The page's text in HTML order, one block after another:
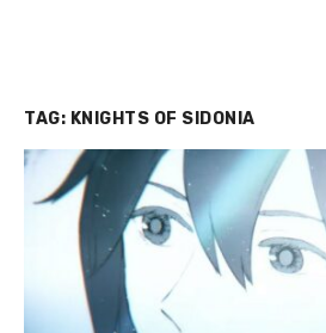
TAG: KNIGHTS OF SIDONIA